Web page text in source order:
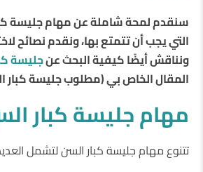
سنقدم لمحة شاملة عن مهام جليسة
التي يجب أن تتمتع بها، ونقدم نصائح
ونناقش أيضًا كيفية البحث عنجليسة
المقال الخاص بي (مطلوب جليسة كبار
مهام جليسة كبار
تتنوع مهام جليسة كبار السن لتشمل